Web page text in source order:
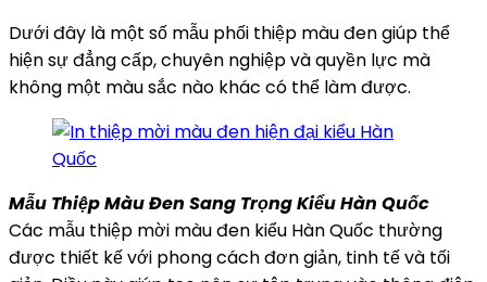
Dưới đây là một số mẫu phối thiệp màu đen giúp thể
hiện sự đẳng cấp, chuyên nghiệp và quyền lực mà
không một màu sắc nào khác có thể làm được.
Mẫu Thiệp Màu Đen Sang Trọng Kiểu Hàn Quốc
Các mẫu thiệp mời màu đen kiểu Hàn Quốc thường
được thiết kế với phong cách đơn giản, tinh tế và tối